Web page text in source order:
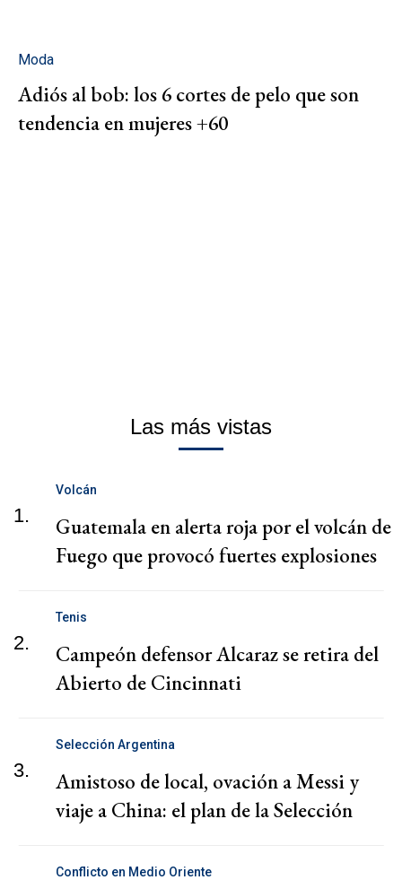
Moda
Adiós al bob: los 6 cortes de pelo que son
tendencia en mujeres +60
Las más vistas
1.
Volcán
Guatemala en alerta roja por el volcán de
Fuego que provocó fuertes explosiones
2.
Tenis
Campeón defensor Alcaraz se retira del
Abierto de Cincinnati
3.
Selección Argentina
Amistoso de local, ovación a Messi y
viaje a China: el plan de la Selección
Conflicto en Medio Oriente